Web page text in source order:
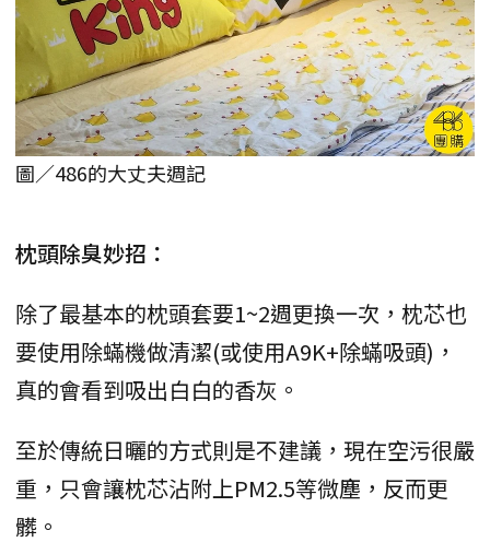
圖／486的大丈夫週記
枕頭除臭妙招：
除了最基本的枕頭套要1~2週更換一次，枕芯也
要使用除蟎機做清潔(或使用A9K+除蟎吸頭)，
真的會看到吸出白白的香灰。
至於傳統日曬的方式則是不建議，現在空污很嚴
重，只會讓枕芯沾附上PM2.5等微塵，反而更
髒。